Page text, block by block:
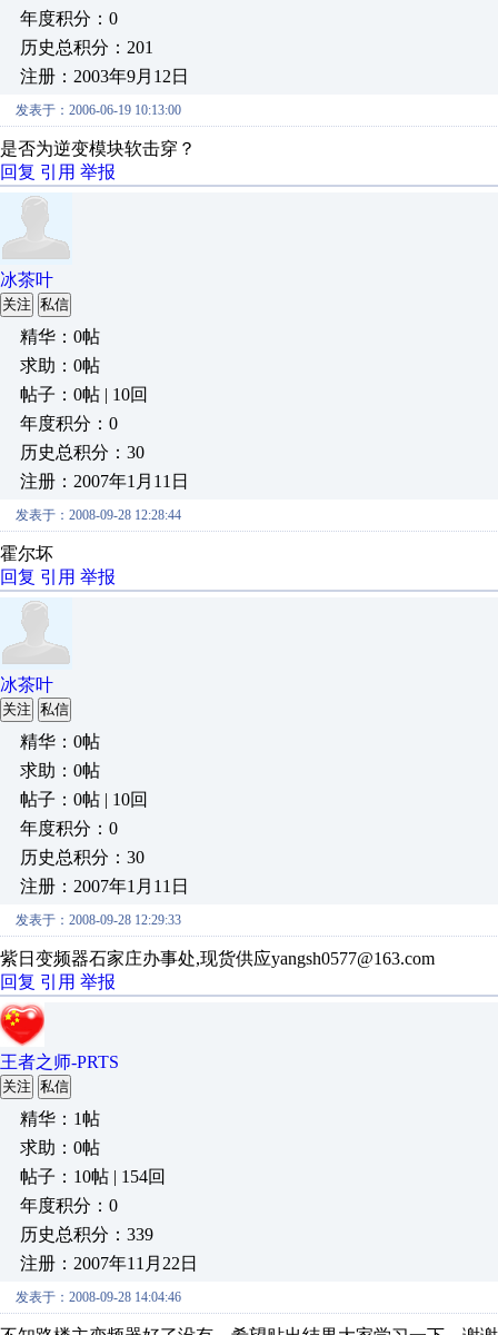
年度积分：0
历史总积分：201
注册：2003年9月12日
发表于：2006-06-19 10:13:00
是否为逆变模块软击穿？
回复 引用 举报
冰茶叶
关注 私信
精华：0帖
求助：0帖
帖子：0帖 | 10回
年度积分：0
历史总积分：30
注册：2007年1月11日
发表于：2008-09-28 12:28:44
霍尔坏
回复 引用 举报
冰茶叶
关注 私信
精华：0帖
求助：0帖
帖子：0帖 | 10回
年度积分：0
历史总积分：30
注册：2007年1月11日
发表于：2008-09-28 12:29:33
紫日变频器石家庄办事处,现货供应yangsh0577@163.com
回复 引用 举报
王者之师-PRTS
关注 私信
精华：1帖
求助：0帖
帖子：10帖 | 154回
年度积分：0
历史总积分：339
注册：2007年11月22日
发表于：2008-09-28 14:04:46